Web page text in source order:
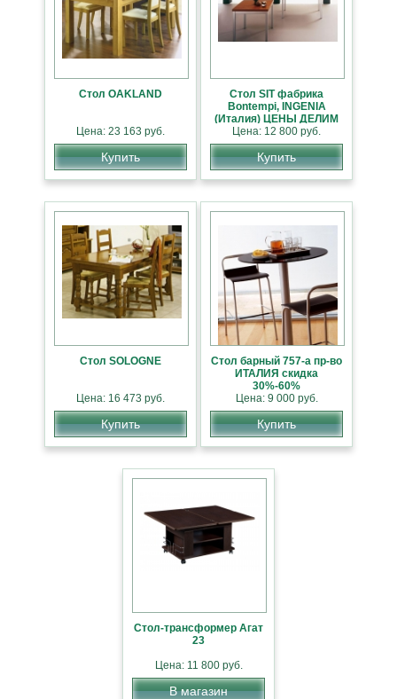
Стол OAKLAND
Цена: 23 163 руб.
Купить
Стол SIT фабрика
Bontempi, INGENIA
(Италия) ЦЕНЫ ДЕЛИМ
ПОПОЛАМ
Цена: 12 800 руб.
Купить
Стол SOLOGNE
Цена: 16 473 руб.
Купить
Стол барный 757-а пр-во
ИТАЛИЯ скидка
30%-60%
Цена: 9 000 руб.
Купить
Стол-трансформер Агат
23
Цена: 11 800 руб.
В магазин